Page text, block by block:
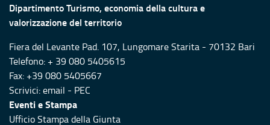
Dipartimento Turismo, economia della cultura e
valorizzazione del territorio
Fiera del Levante Pad. 107, Lungomare Starita - 70132 Bari
Telefono: + 39 080 5405615
Fax: +39 080 5405667
Scrivici:email - PEC
Eventi e Stampa
Ufficio Stampa della Giunta